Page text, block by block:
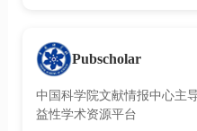
Pubscholar
中国科学院文献情报中心主
益性学术资源平台